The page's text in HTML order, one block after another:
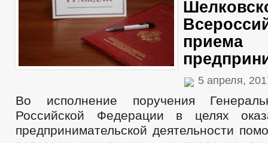
приема
5 апреля,
Во исполнение поручения
Российской Федерации в целях
предпринимательской деятельности